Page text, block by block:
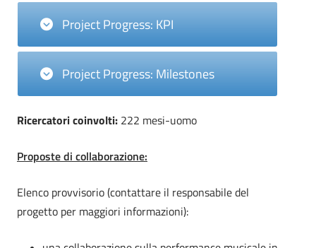
Project Progress: KPI
Project Progress: Milestones
Ricercatori coinvolti: 222 mesi-uomo
Proposte di collaborazione:
Elenco provvisorio (contattare il responsabile del
progetto per maggiori informazioni):